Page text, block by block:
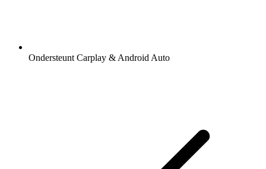
Ondersteunt Carplay & Android Auto